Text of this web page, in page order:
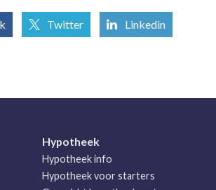
Twitter Linkedin
Hypotheek
Hypotheek info
Hypotheek voor starters